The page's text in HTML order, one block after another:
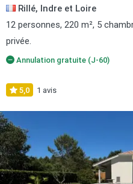
Rillé, Indre et Loire
12 personnes, 220 m², 5
privée.
Annulation gratuite (J-60)
5,0 1 avis